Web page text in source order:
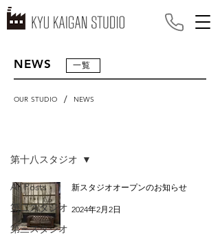
NEWS 一覧
OUR STUDIO / NEWS
All Posts
第二スタジオ
第三スタジオ
第十八スタジオ
新スタジオオープンのお知らせ
2024年2月2日